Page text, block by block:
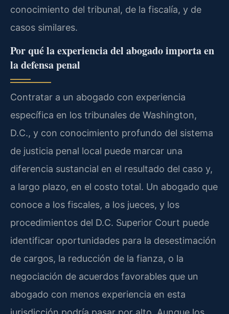
conocimiento del tribunal, de la fiscalía, y de
casos similares.
Por qué la experiencia del abogado importa en
la defensa penal
Contratar a un abogado con experiencia
específica en los tribunales de Washington,
D.C., y con conocimiento profundo del sistema
de justicia penal local puede marcar una
diferencia sustancial en el resultado del caso y,
a largo plazo, en el costo total. Un abogado que
conoce a los fiscales, a los jueces, y los
procedimientos del D.C. Superior Court puede
identificar oportunidades para la desestimación
de cargos, la reducción de la fianza, o la
negociación de acuerdos favorables que un
abogado con menos experiencia en esta